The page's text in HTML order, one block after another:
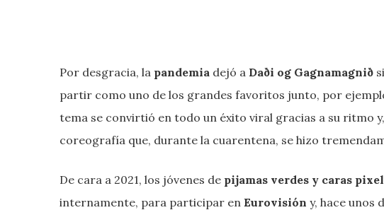
Por desgracia, la pandemia dejó a Daði og Gagnamagnið
partir como uno de los grandes favoritos junto, por
tema se convirtió en todo un éxito viral gracias a su ritmo
coreografía que, durante la cuarentena, se hizo
De cara a 2021, los jóvenes de pijamas verdes y caras
internamente, para participar en Eurovisión y, hace unos